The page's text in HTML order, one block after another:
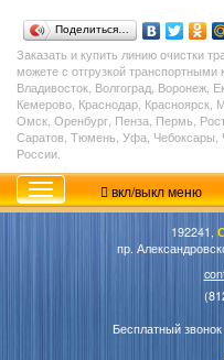
Поделиться…
Заказать и купить линию очистки
можете с отгрузкой транспортными
Владивосток, Волгоград, Воронеж,
Кемерово, Краснодар, Красноярск,
Омск, Оренбург, Пенза, Пермь,
Саратов, Тюмень, Уфа, Чебоксары,
России.
вкл/выкл меню
192241,
пр.
Бесплатный